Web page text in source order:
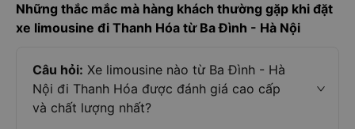
Những thắc mắc mà hàng khách thường gặp khi đặt
xe limousine đi Thanh Hóa từ Ba Đình - Hà Nội
Câu hỏi: Xe limousine nào từ Ba Đình - Hà
Nội đi Thanh Hóa được đánh giá cao cấp
và chất lượng nhất?